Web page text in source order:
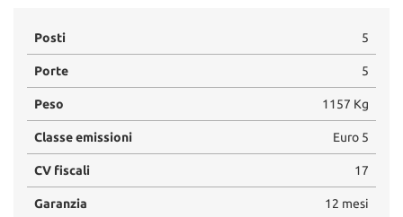
Posti 5
Porte 5
Peso 1157 Kg
Classe emissioni Euro 5
CV fiscali 17
Garanzia 12 mesi